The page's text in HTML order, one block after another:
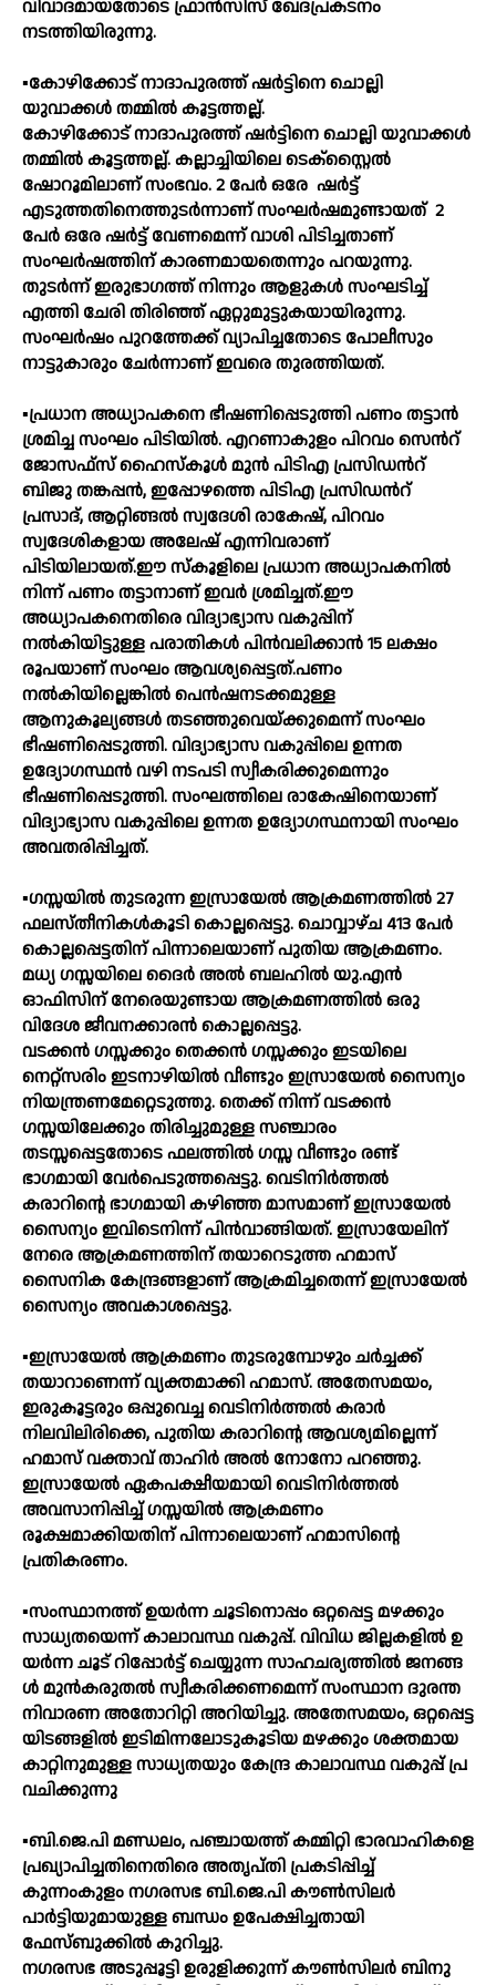
വിവാദമായതോടെ ഫ്രാന്‍സിസ് ഖേദപ്രകടനം
നടത്തിയിരുന്നു.
▪️കോഴിക്കോട് നാദാപുരത്ത് ഷർട്ടിനെ ചൊല്ലി
യുവാക്കൾ തമ്മിൽ കൂട്ടത്തല്ല്.
കോഴിക്കോട് നാദാപുരത്ത് ഷർട്ടിനെ ചൊല്ലി യുവാക്കൾ
തമ്മിൽ കൂട്ടത്തല്ല്. കല്ലാച്ചിയിലെ ടെക്സ്റ്റൈൽ
ഷോറൂമിലാണ് സംഭവം. 2 പേർ ഒരേ ഷർട്ട്
എടുത്തതിനെത്തുടർന്നാണ് സംഘർഷമുണ്ടായത് 2
പേർ ഒരേ ഷർട്ട് വേണമെന്ന് വാശി പിടിച്ചതാണ്
സംഘർഷത്തിന് കാരണമായതെന്നും പറയുന്നു.
തുടർന്ന് ഇരുഭാഗത്ത് നിന്നും ആളുകൾ സംഘടിച്ച്
എത്തി ചേരി തിരിഞ്ഞ് ഏറ്റുമുട്ടുകയായിരുന്നു.
സംഘർഷം പുറത്തേക്ക് വ്യാപിച്ചതോടെ പോലീസും
നാട്ടുകാരും ചേർന്നാണ് ഇവരെ തുരത്തിയത്.
▪️പ്രധാന അധ്യാപകനെ ഭീഷണിപ്പെടുത്തി പണം തട്ടാൻ
ശ്രമിച്ച സംഘം പിടിയില്‍. എറണാകുളം പിറവം സെന്‍റ്
ജോസഫ്സ് ഹൈസ്കൂള്‍ മുൻ പിടിഎ പ്രസിഡന്‍റ്
ബിജു തങ്കപ്പൻ, ഇപ്പോഴത്തെ പിടിഎ പ്രസിഡന്‍റ്
പ്രസാദ്, ആറ്റിങ്ങല്‍ സ്വദേശി രാകേഷ്, പിറവം
സ്വദേശികളായ അലേഷ് എന്നിവരാണ്
പിടിയിലായത്.ഈ സ്കൂളിലെ പ്രധാന അധ്യാപകനില്‍
നിന്ന് പണം തട്ടാനാണ് ഇവർ ശ്രമിച്ചത്.ഈ
അധ്യാപകനെതിരെ വിദ്യാഭ്യാസ വകുപ്പിന്
നല്‍കിയിട്ടുള്ള പരാതികള്‍ പിൻവലിക്കാൻ 15 ലക്ഷം
രൂപയാണ് സംഘം ആവശ്യപ്പെട്ടത്.പണം
നല്‍കിയില്ലെങ്കില്‍ പെൻഷനടക്കമുള്ള
ആനുകൂല്യങ്ങള്‍ തടഞ്ഞുവെയ്ക്കുമെന്ന് സംഘം
ഭീഷണിപ്പെടുത്തി. വിദ്യാഭ്യാസ വകുപ്പിലെ ഉന്നത
ഉദ്യോഗസ്ഥൻ വഴി നടപടി സ്വീകരിക്കുമെന്നും
ഭീഷണിപ്പെടുത്തി. സംഘത്തിലെ രാകേഷിനെയാണ്
വിദ്യാഭ്യാസ വകുപ്പിലെ ഉന്നത ഉദ്യോഗസ്ഥനായി സംഘം
അവതരിപ്പിച്ചത്.
▪️ഗസ്സയിൽ തുടരുന്ന ഇസ്രായേൽ ആക്രമണത്തിൽ 27
ഫലസ്തീനികൾകൂടി കൊല്ലപ്പെട്ടു. ചൊവ്വാഴ്ച 413 പേർ
കൊല്ലപ്പെട്ടതിന് പിന്നാലെയാണ് പുതിയ ആക്രമണം.
മധ്യ ഗസ്സയിലെ ദൈർ അൽ ബലഹിൽ യു.എൻ
ഓഫിസിന് നേരെയുണ്ടായ ആക്രമണത്തിൽ ഒരു
വിദേശ ജീവനക്കാരൻ കൊല്ലപ്പെട്ടു.
വടക്കൻ ഗസ്സക്കും തെക്കൻ ഗസ്സക്കും ഇടയിലെ
നെറ്റ്സരിം ഇടനാഴിയിൽ വീണ്ടും ഇസ്രായേൽ സൈന്യം
നിയന്ത്രണമേറ്റെടുത്തു. തെക്ക് നിന്ന് വടക്കൻ
ഗസ്സയിലേക്കും തിരിച്ചുമുള്ള സഞ്ചാരം
തടസ്സപ്പെട്ടതോടെ ഫലത്തിൽ ഗസ്സ വീണ്ടും രണ്ട്
ഭാഗമായി വേർപെടുത്തപ്പെട്ടു. വെടിനിർത്തൽ
കരാറിന്റെ ഭാഗമായി കഴിഞ്ഞ മാസമാണ് ഇസ്രായേൽ
സൈന്യം ഇവിടെനിന്ന് പിൻവാങ്ങിയത്. ഇസ്രായേലിന്
നേരെ ആക്രമണത്തിന് തയാറെടുത്ത ഹമാസ്
സൈനിക കേന്ദ്രങ്ങളാണ് ആക്രമിച്ചതെന്ന് ഇസ്രായേൽ
സൈന്യം അവകാശപ്പെട്ടു.
▪️ഇസ്രായേൽ ആക്രമണം തുടരുമ്പോഴും ചർച്ചക്ക്
തയാറാണെന്ന് വ്യക്തമാക്കി ഹമാസ്. അതേസമയം,
ഇരുകൂട്ടരും ഒപ്പുവെച്ച വെടിനിർത്തൽ കരാർ
നിലവിലിരിക്കെ, പുതിയ കരാറിന്റെ ആവശ്യമില്ലെന്ന്
ഹമാസ് വക്താവ് താഹിർ അൽ നോനോ പറഞ്ഞു.
ഇസ്രായേൽ ഏകപക്ഷീയമായി വെടിനിർത്തൽ
അവസാനിപ്പിച്ച് ഗസ്സയിൽ ആക്രമണം
രൂക്ഷമാക്കിയതിന് പിന്നാലെയാണ് ഹമാസിന്റെ
പ്രതികരണം.
▪️സം​സ്ഥാ​ന​ത്ത്​ ഉ​യ​ർ​ന്ന ചൂ​ടി​നൊ​പ്പം ഒ​റ്റ​പ്പെ​ട്ട മ​ഴ​ക്കും
സാ​ധ്യ​ത​യെ​ന്ന്​ കാ​ലാ​വ​സ്ഥ വ​കു​പ്പ്. വി​വി​ധ ജി​ല്ല​ക​ളി​ൽ ഉ​
യ​ർ​ന്ന ചൂ​ട് റി​പ്പോ​ർ​ട്ട് ചെ​യ്യു​ന്ന സാ​ഹ​ച​ര്യ​ത്തി​ൽ ജ​ന​ങ്ങ​
ൾ മു​ൻ​ക​രു​ത​ൽ സ്വീ​ക​രി​ക്ക​ണ​മെ​ന്ന്​ സം​സ്ഥാ​ന ദു​ര​ന്ത
നി​വാ​ര​ണ അ​തോ​റി​റ്റി അ​റി​യി​ച്ചു. അ​തേ​സ​മ​യം, ഒ​റ്റ​പ്പെ​ട്ട​
യി​ട​ങ്ങ​ളി​ൽ ഇ​ടി​മി​ന്ന​ലോ​ടു​കൂ​ടി​യ മ​ഴ​ക്കും ശ​ക്ത​മാ​യ
കാ​റ്റി​നു​മു​ള്ള സാ​ധ്യ​ത​യും കേ​ന്ദ്ര കാ​ലാ​വ​സ്ഥ വ​കു​പ്പ് പ്ര​
വ​ചി​ക്കു​ന്നു
▪️ബി.ജെ.പി മണ്ഡലം, പഞ്ചായത്ത് കമ്മിറ്റി ഭാരവാഹികളെ
പ്രഖ്യാപിച്ചതിനെതിരെ അതൃപ്തി പ്രകടിപ്പിച്ച്
കുന്നംകുളം നഗരസഭ ബി.ജെ.പി കൗൺസിലർ
പാർട്ടിയുമായുള്ള ബന്ധം ഉപേക്ഷിച്ചതായി
ഫേസ്ബുക്കിൽ കുറിച്ചു.
നഗരസഭ അടുപ്പൂട്ടി ഉരുളിക്കുന്ന് കൗൺസിലർ ബിനു